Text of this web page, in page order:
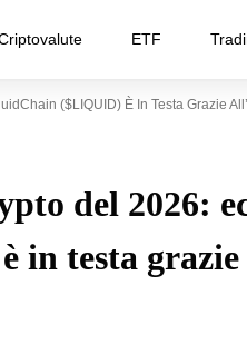
ETF
($LIQUID) È In Testa Grazie
del 2026:
testa grazie